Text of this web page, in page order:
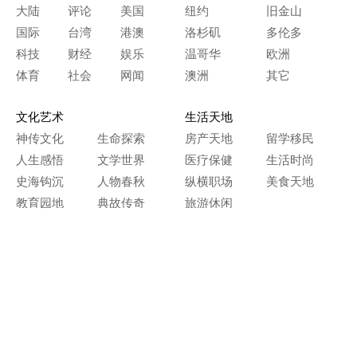
大陆
评论
美国
国际
台湾
港澳
科技
财经
娱乐
体育
社会 网闻
纽约
旧金山
洛杉矶
多伦多
温哥华
欧洲
澳洲
其它
文化艺术
神传文化
生命探索
人生感悟
文学世界
史海钩沉
人物春秋
教育园地
典故传奇
生活天地
房产天地
留学移民
医疗保健
生活时尚
纵横职场
美食天地
旅游休闲